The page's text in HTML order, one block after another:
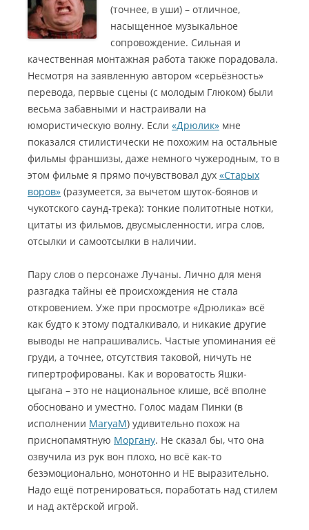
(точнее, в уши) – отличное,
насыщенное музыкальное
сопровождение. Сильная и
качественная монтажная работа также порадовала.
Несмотря на заявленную автором «серьёзность»
перевода, первые сцены (с молодым Глюком) были
весьма забавными и настраивали на
юмористическую волну. Если «Дрюлик» мне
показался стилистически не похожим на остальные
фильмы франшизы, даже немного чужеродным, то в
этом фильме я прямо почувствовал дух «Старых
воров» (разумеется, за вычетом шуток-боянов и
чукотского саунд-трека): тонкие политотные нотки,
цитаты из фильмов, двусмысленности, игра слов,
отсылки и самоотсылки в наличии.
Пару слов о персонаже Лучаны. Лично для меня
разгадка тайны её происхождения не стала
откровением. Уже при просмотре «Дрюлика» всё
как будто к этому подталкивало, и никакие другие
выводы не напрашивались. Частые упоминания её
груди, а точнее, отсутствия таковой, ничуть не
гипертрофированы. Как и вороватость Яшки-
цыгана – это не национальное клише, всё вполне
обосновано и уместно. Голос мадам Пинки (в
исполнении МaryaМ) удивительно похож на
приснопамятную Моргану. Не сказал бы, что она
озвучила из рук вон плохо, но всё как-то
безэмоционально, монотонно и НЕ выразительно.
Надо ещё потренироваться, поработать над стилем
и над актёрской игрой.